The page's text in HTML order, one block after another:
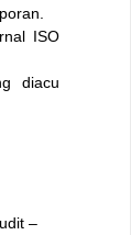
ISO
diacu
–